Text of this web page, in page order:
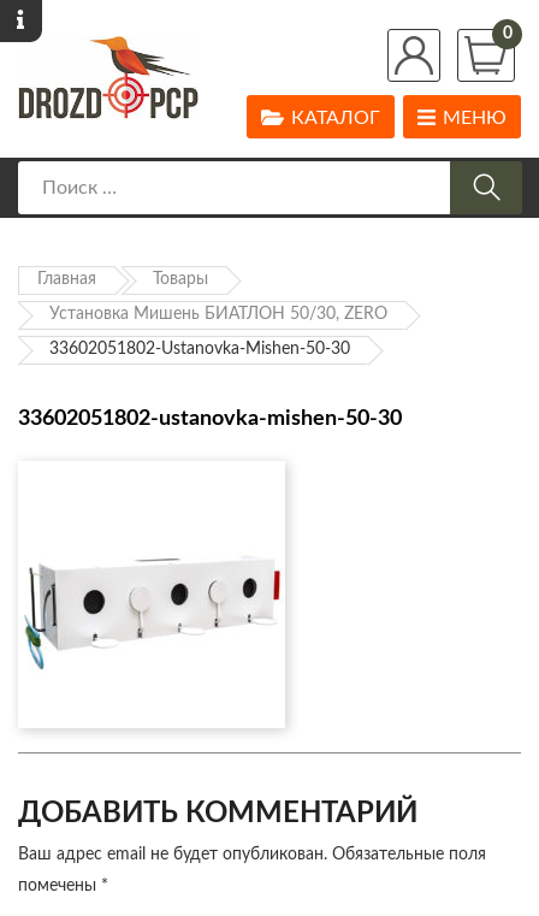
0
МЕНЮ
КАТАЛОГ
Главная Товары
Установка Мишень БИАТЛОН 50/30, ZERO
33602051802-Ustanovka-Mishen-50-30
33602051802-ustanovka-mishen-50-30
ДОБАВИТЬ КОММЕНТАРИЙ
Ваш адрес email не будет опубликован. Обязательные поля
помечены *